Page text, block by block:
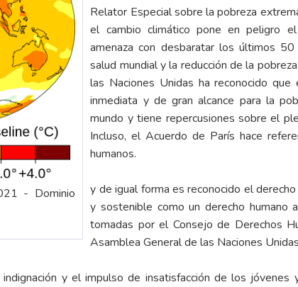
- Dominio
Relator Especial sobre la pobreza
el cambio climático pone en peligro
amenaza con desbaratar los últimos
salud mundial y la reducción de la
las Naciones Unidas ha reconocido que
inmediata y de gran alcance para la
mundo y tiene repercusiones sobre el
Incluso, el Acuerdo de París hace
humanos.
y de igual forma es reconocido el
y sostenible como un derecho humano
tomadas por el Consejo de Derechos
Asamblea General de las Naciones
y el impulso de insatisfacción de los jóvenes